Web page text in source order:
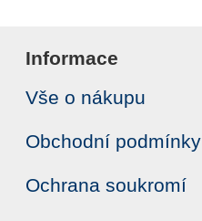
Informace
Vše o nákupu
Obchodní podmínky
Ochrana soukromí